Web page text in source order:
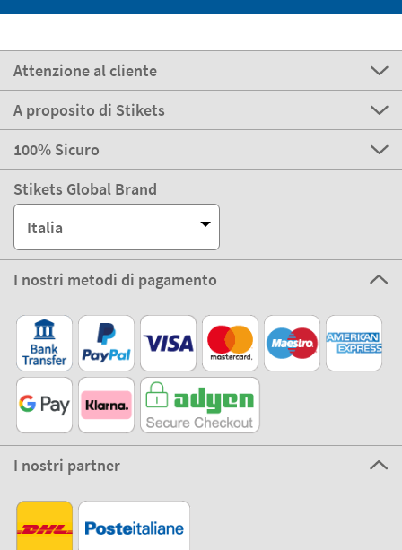
Attenzione al cliente
A proposito di Stikets
100% Sicuro
Stikets Global Brand
Italia
I nostri metodi di pagamento
I nostri partner